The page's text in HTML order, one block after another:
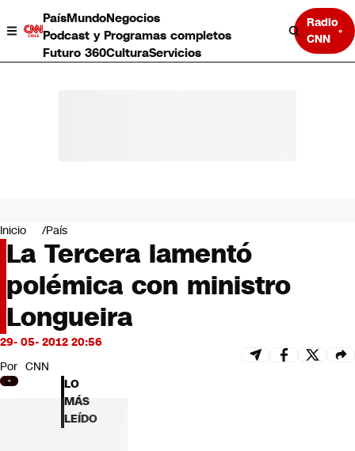
PaísMundoNegocios
Podcast y Programas completos
Futuro 360CulturaServicios
Radio
CNN
Negocios
Deportes
Programas completos
Cultura
Servicios
Bits
CNN Data
CNN tiempo
Futuro 360
Opinión
Inicio País
La Tercera lamentó
polémica con ministro
Longueira
29- 05- 2012 20:56
Por CNN
LO
MÁS
LEÍDO